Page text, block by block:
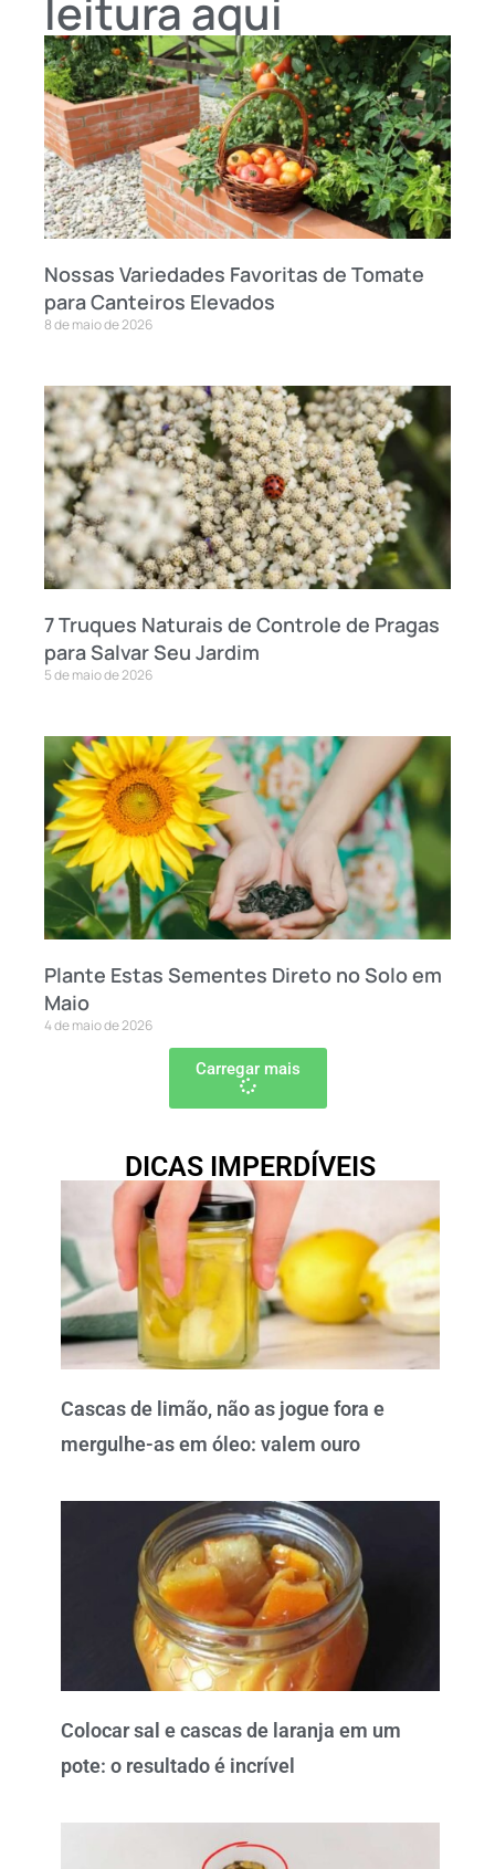
leitura aqui
Nossas Variedades Favoritas de Tomate
para Canteiros Elevados
8 de maio de 2026
7 Truques Naturais de Controle de Pragas
para Salvar Seu Jardim
5 de maio de 2026
Plante Estas Sementes Direto no Solo em
Maio
4 de maio de 2026
Carregar mais
DICAS IMPERDÍVEIS
Cascas de limão, não as jogue fora e
mergulhe-as em óleo: valem ouro
Colocar sal e cascas de laranja em um
pote: o resultado é incrível